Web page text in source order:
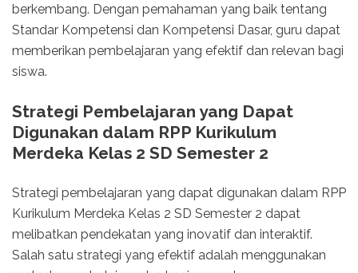
berkembang. Dengan pemahaman yang baik tentang
Standar Kompetensi dan Kompetensi Dasar, guru dapat
memberikan pembelajaran yang efektif dan relevan bagi
siswa.
Strategi Pembelajaran yang Dapat
Digunakan dalam RPP Kurikulum
Merdeka Kelas 2 SD Semester 2
Strategi pembelajaran yang dapat digunakan dalam RPP
Kurikulum Merdeka Kelas 2 SD Semester 2 dapat
melibatkan pendekatan yang inovatif dan interaktif.
Salah satu strategi yang efektif adalah menggunakan